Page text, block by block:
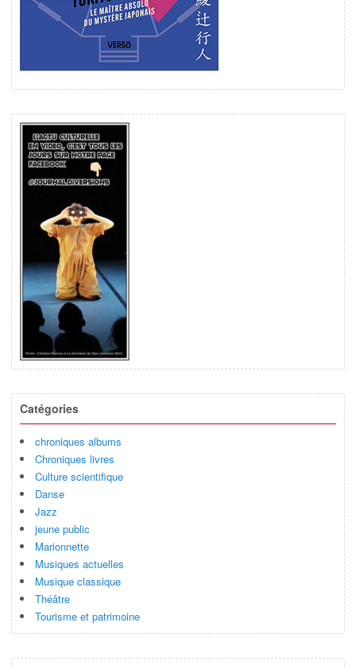
Catégories
chroniques albums
Chroniques livres
Culture scientifique
Danse
Jazz
jeune public
Marionnette
Musiques actuelles
Musique classique
Théâtre
Tourisme et patrimoine